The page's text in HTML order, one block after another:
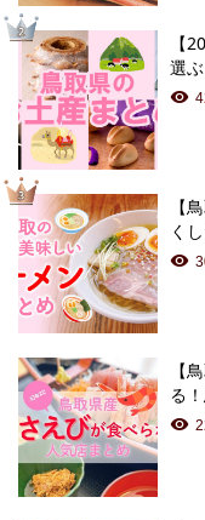
【
選
【
く
【
る